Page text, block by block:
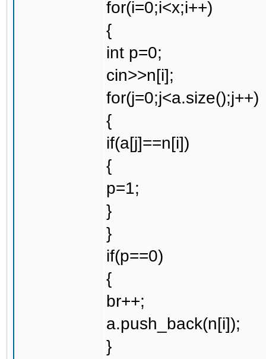
for(i=0;i<x;i++)
{
int p=0;
cin>>n[i];
for(j=0;j<a.size();j++)
{
if(a[j]==n[i])
{
p=1;
}
}
if(p==0)
{
br++;
a.push_back(n[i]);
}